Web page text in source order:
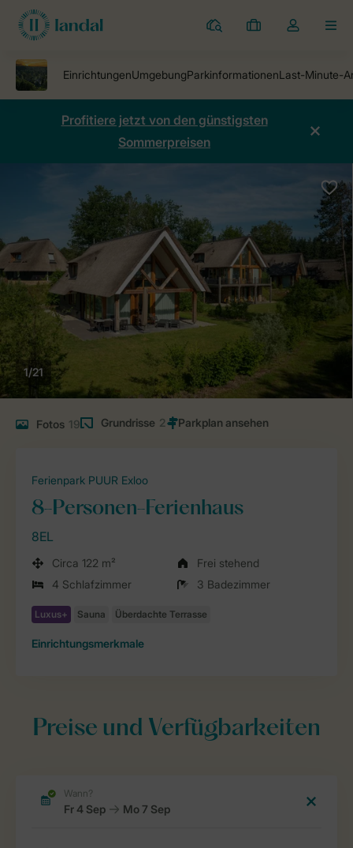
Ferienparks
Meine
Dropdown-
öffnen
Profitiere jetzt von den günstigsten
Sommerpreisen
1/21
Fotos 19 Grundrisse 2
Ferienpark PUUR Exloo
8-Personen-Ferienhaus
8EL
Circa 122 m²
Frei stehend
4 Schlafzimmer
3 Badezimmer
Einrichtungsmerkmale
Preise und Verfügbarkeiten